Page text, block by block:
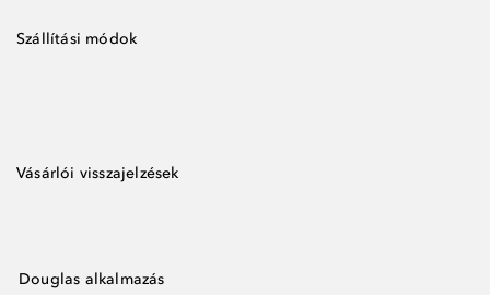
Szállítási módok
Vásárlói visszajelzések
Douglas alkalmazás